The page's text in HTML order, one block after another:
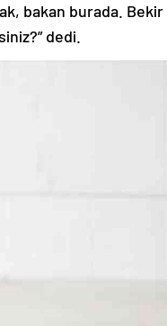
bakan burada. Bekir
dedi.